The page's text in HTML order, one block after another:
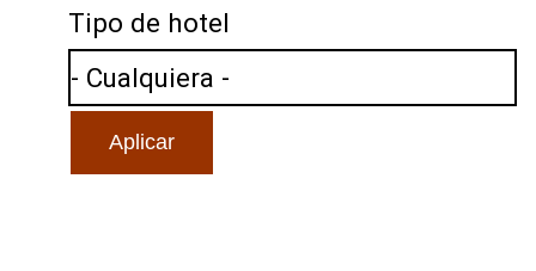
Tipo de hotel